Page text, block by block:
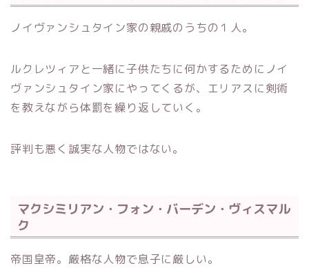
ノイヴァンシュタイン家の親戚のうちの１人。
ルクレツィアと一緒に子供たちに何かするためにノイ
ヴァンシュタイン家にやってくるが、エリアスに剣術
を教えながら体罰を繰り返していく。
評判も悪く誠実な人物ではない。
マクシミリアン・フォン・バーデン・ヴィスマル
ク
帝国皇帝。厳格な人物で息子に厳しい。